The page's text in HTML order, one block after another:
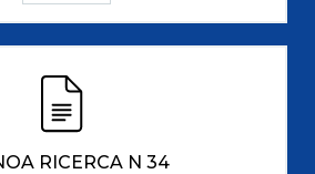
RICERCA N 34